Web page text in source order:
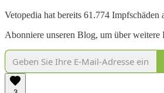
Vetopedia hat bereits 61.774
Abonniere unseren Blog, um über